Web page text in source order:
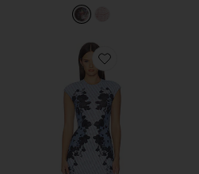
Favorite ПЛАТЬЕ MYLO